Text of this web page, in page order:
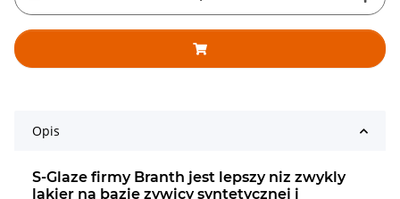
Opis
S-Glaze firmy Branth jest lepszy niz zwykly
lakier na bazie zywicy syntetycznej i